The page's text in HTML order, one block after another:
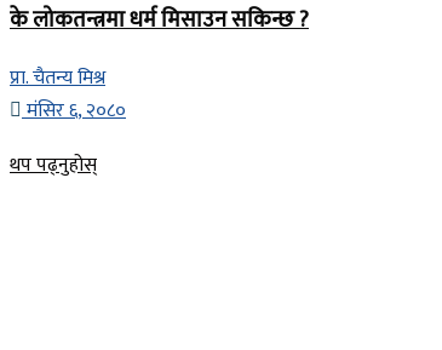
के लोकतन्त्रमा धर्म मिसाउन सकिन्छ ?
प्रा. चैतन्य मिश्र
मंसिर ६, २०८०
थप पढ्नुहोस्Details